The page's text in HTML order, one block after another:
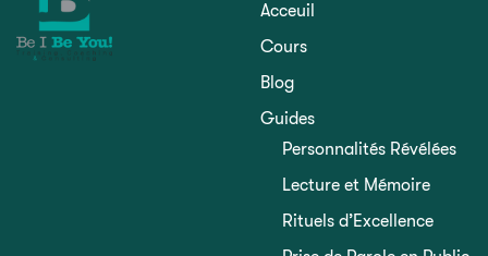
Acceuil
Cours
Blog
Guides
Personnalités Révélées
Lecture et Mémoire
Rituels d’Excellence